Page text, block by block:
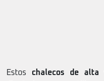
Estos chalecos de alta